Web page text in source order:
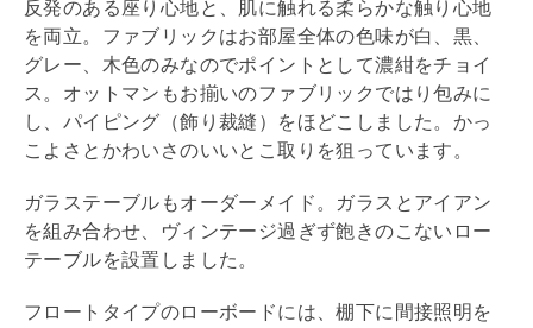
反発のある座り心地と、肌に触れる柔らかな触り心地
を両立。ファブリックはお部屋全体の色味が白、黒、
グレー、木色のみなのでポイントとして濃紺をチョイ
ス。オットマンもお揃いのファブリックではり包みに
し、パイピング（飾り裁縫）をほどこしました。かっ
こよさとかわいさのいいとこ取りを狙っています。
ガラステーブルもオーダーメイド。ガラスとアイアン
を組み合わせ、ヴィンテージ過ぎず飽きのこないロー
テーブルを設置しました。
フロートタイプのローボードには、棚下に間接照明を